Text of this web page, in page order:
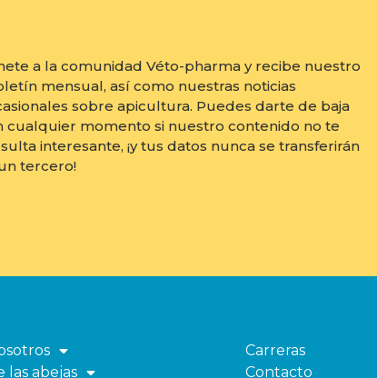
a la comunidad Véto-pharma y recibe nuestro
mensual, así como nuestras noticias
sobre apicultura. Puedes darte de baja
cualquier momento si nuestro contenido no te
interesante, ¡y tus datos nunca se transferirán
tercero!
Abrir
las abejas
Carreras
Contacto